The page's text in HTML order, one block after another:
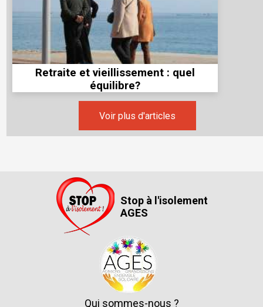
Retraite et vieillissement : quel
équilibre?
Voir plus d'articles
Stop à l'isolement
AGES
Qui sommes-nous ?